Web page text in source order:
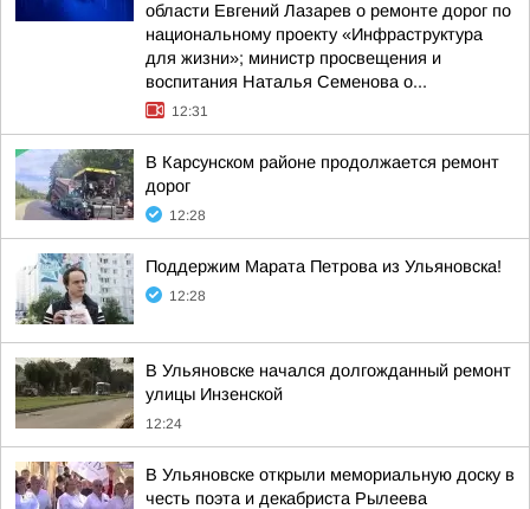
области Евгений Лазарев о ремонте дорог по
национальному проекту «Инфраструктура
для жизни»; министр просвещения и
воспитания Наталья Семенова о...
12:31
В Карсунском районе продолжается ремонт
дорог
12:28
Поддержим Марата Петрова из Ульяновска!
12:28
В Ульяновске начался долгожданный ремонт
улицы Инзенской
12:24
В Ульяновске открыли мемориальную доску в
честь поэта и декабриста Рылеева